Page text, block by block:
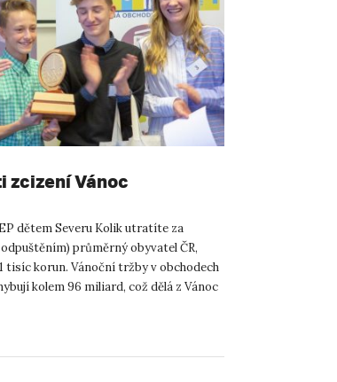
zcizení Vánoc
dětem Severu Kolik utratíte za
průměrný obyvatel ČR,
tisíc korun. Vánoční tržby v obchodech
kolem 96 miliard, což dělá z Vánoc